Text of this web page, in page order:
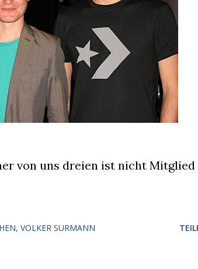
von uns dreien ist nicht Mitglied
VOLKER SURMANN